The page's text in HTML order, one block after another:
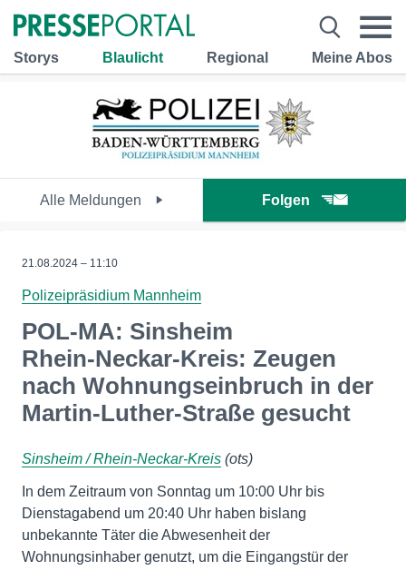
Storys Blaulicht Regional Meine Abos
Alle Meldungen Folgen
21.08.2024 – 11:10
Polizeipräsidium Mannheim
POL-MA: Sinsheim
Rhein-Neckar-Kreis: Zeugen
nach Wohnungseinbruch in der
Martin-Luther-Straße gesucht
Sinsheim / Rhein-Neckar-Kreis (ots)
In dem Zeitraum von Sonntag um 10:00 Uhr bis
Dienstagabend um 20:40 Uhr haben bislang
unbekannte Täter die Abwesenheit der
Wohnungsinhaber genutzt, um die Eingangstür der